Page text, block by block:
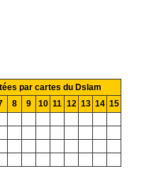
par cartes du Dslam
8 9 10 11 12 13 14 15